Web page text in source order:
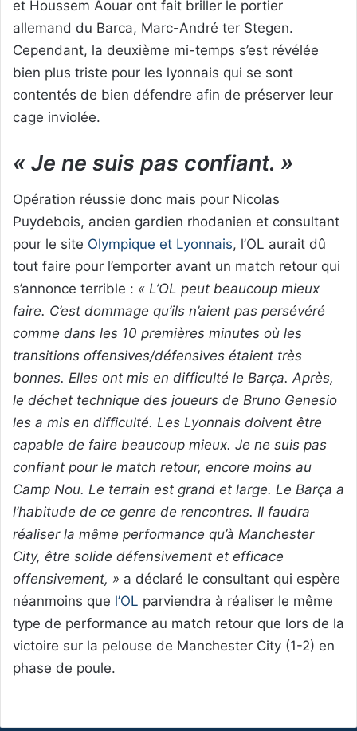
et Houssem Aouar ont fait briller le portier
allemand du Barca, Marc-André ter Stegen.
Cependant, la deuxième mi-temps s’est révélée
bien plus triste pour les lyonnais qui se sont
contentés de bien défendre afin de préserver leur
cage inviolée.
« Je ne suis pas confiant. »
Opération réussie donc mais pour Nicolas
Puydebois, ancien gardien rhodanien et consultant
pour le site Olympique et Lyonnais, l’OL aurait dû
tout faire pour l’emporter avant un match retour qui
s’annonce terrible : « L’OL peut beaucoup mieux
faire. C’est dommage qu’ils n’aient pas persévéré
comme dans les 10 premières minutes où les
transitions offensives/défensives étaient très
bonnes. Elles ont mis en difficulté le Barça. Après,
le déchet technique des joueurs de Bruno Genesio
les a mis en difficulté. Les Lyonnais doivent être
capable de faire beaucoup mieux. Je ne suis pas
confiant pour le match retour, encore moins au
Camp Nou. Le terrain est grand et large. Le Barça a
l’habitude de ce genre de rencontres. Il faudra
réaliser la même performance qu’à Manchester
City, être solide défensivement et efficace
offensivement, » a déclaré le consultant qui espère
néanmoins que l’OL parviendra à réaliser le même
type de performance au match retour que lors de la
victoire sur la pelouse de Manchester City (1-2) en
phase de poule.